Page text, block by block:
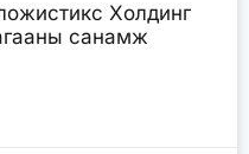
Холдинг
санамж